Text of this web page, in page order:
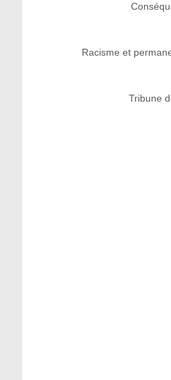
Racisme et
Tribune